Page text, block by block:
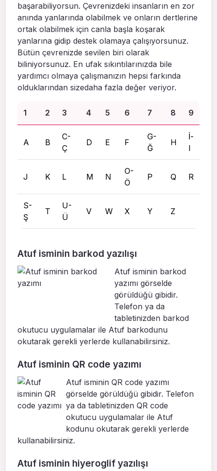
başarabiliyorsun. Çevrenizdeki insanların en zor
anında yanlarında olabilmek ve onların dertlerine
ortak olabilmek için canla başla koşarak
yanlarına gidip destek olamaya çalışıyorsunuz.
Bütün çevrenizde sevilen biri olarak
biliniyorsunuz. En ufak sıkıntılarınızda bile
yardımcı olmaya çalışmanızın hepsi farkında
olduklarından sizedaha fazla değer veriyor.
1 2 3 4 5 6 7 8 9
A B
C-
Ç
D E F
G-
Ğ
H
İ-
I
J K L M N
O-
Ö
P Q R
S-
Ş
T
U-
Ü
V W X Y Z
Atuf isminin barkod yazılışı
Atuf isminin barkod
yazımı görselde
görüldüğü gibidir.
Telefon ya da
tabletinizden barkod
okutucu uygulamalar ile Atuf barkodunu
okutarak gerekli yerlerde kullanabilirsiniz.
Atuf isminin QR code yazımı
Atuf isminin QR code yazımı
görselde görüldüğü gibidir. Telefon
ya da tabletinizden QR code
okutucu uygulamalar ile Atuf
kodunu okutarak gerekli yerlerde
kullanabilirsiniz.
Atuf isminin hiyeroglif yazılışı